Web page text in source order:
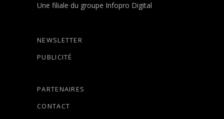
Une filiale du groupe Infopro Digital
NEWSLETTER
PUBLICITÉ
PARTENAIRES
CONTACT